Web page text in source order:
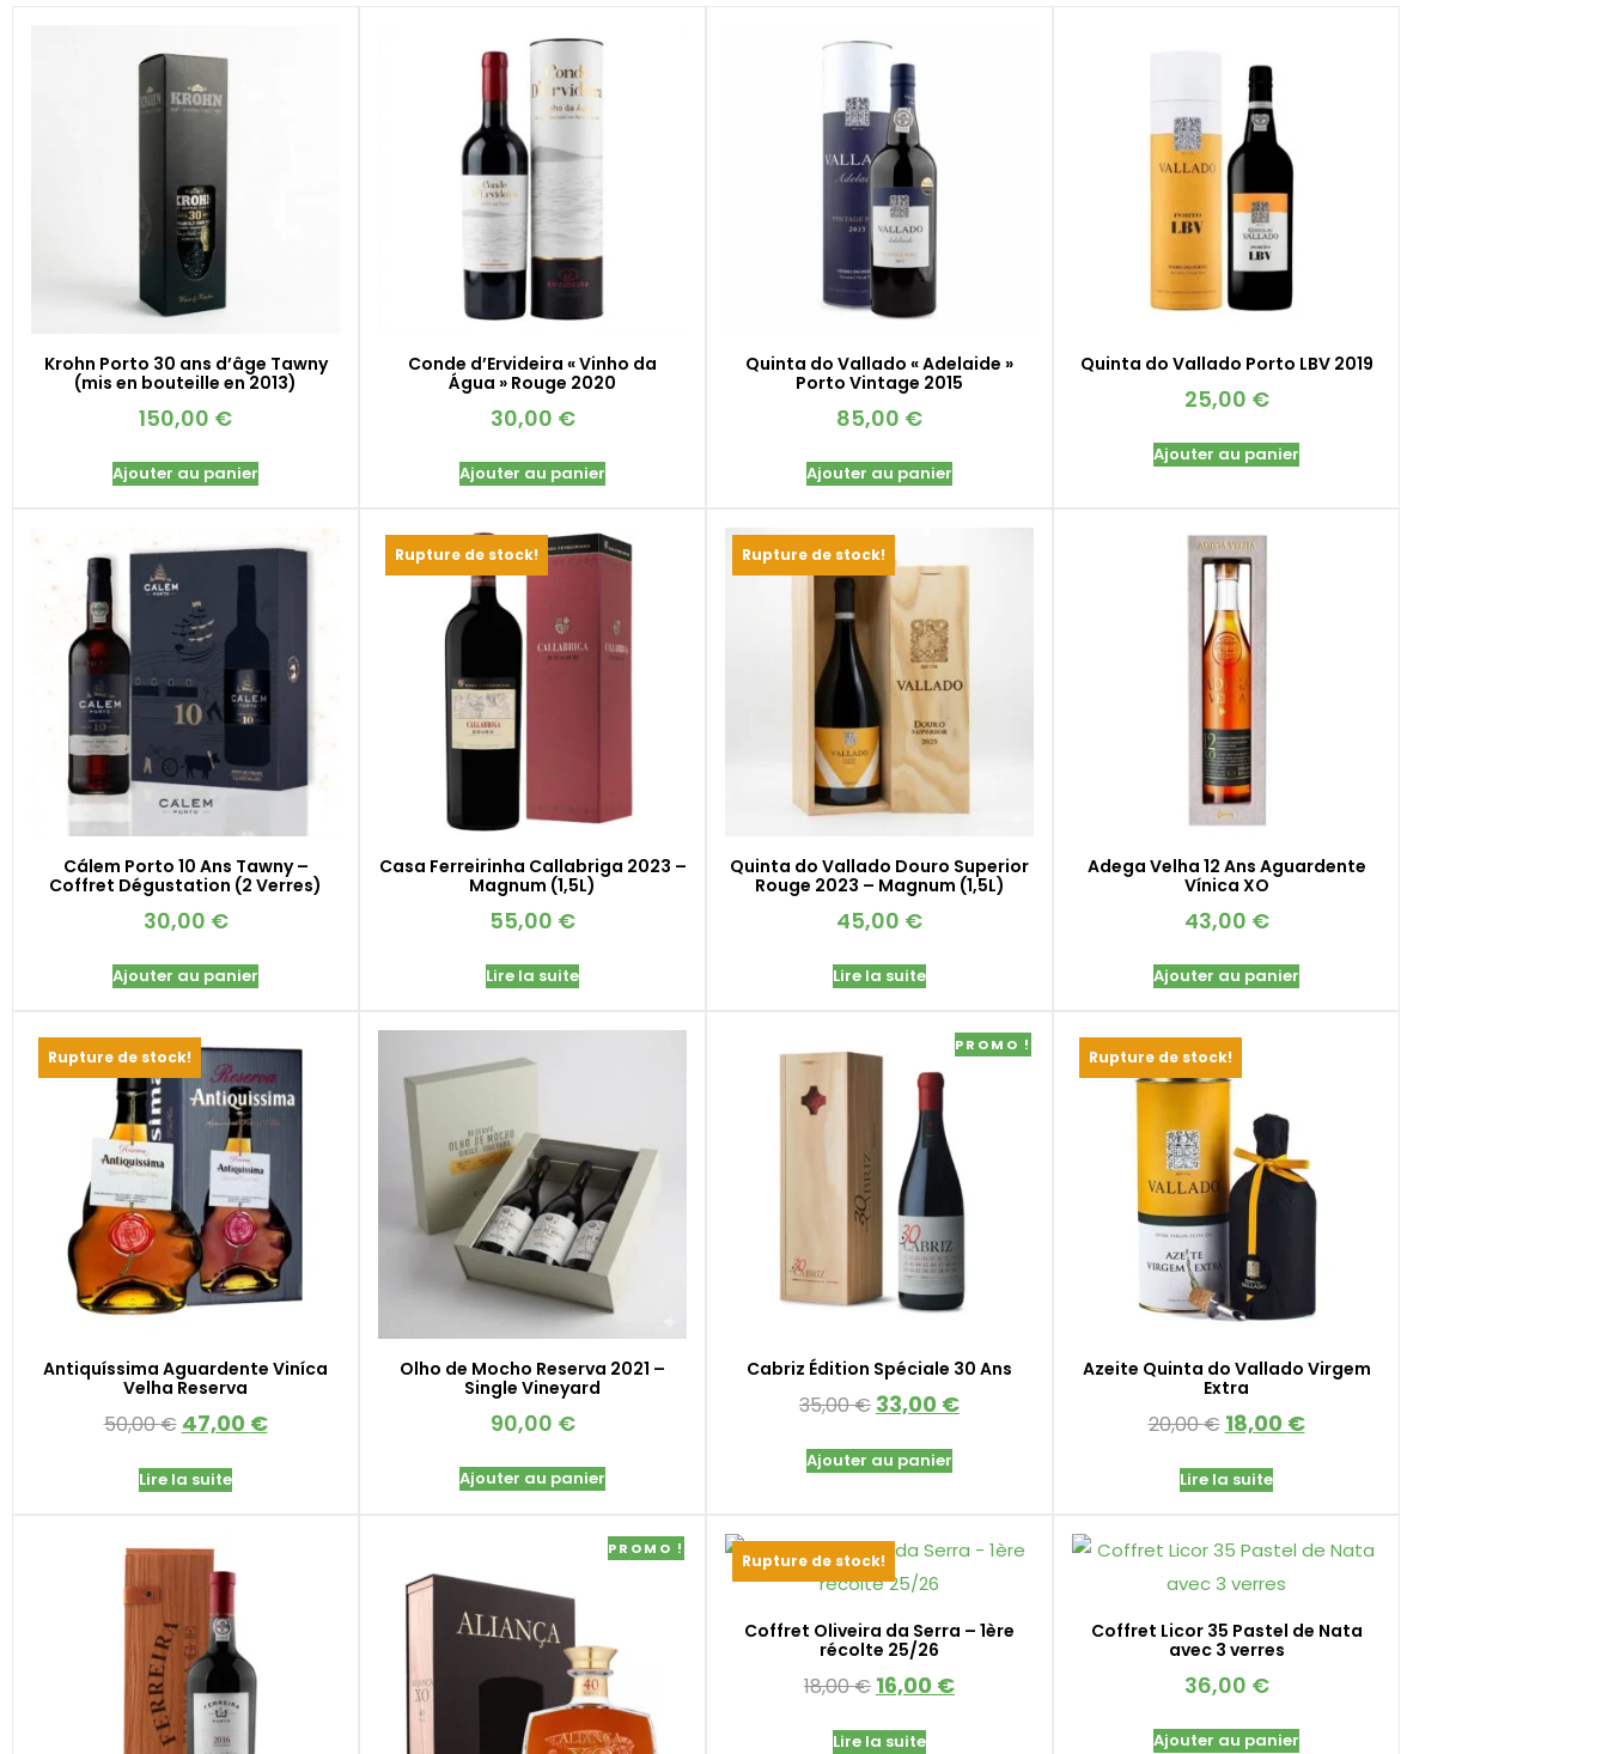
Krohn Porto 30 ans d’âge Tawny
(mis en bouteille en 2013)
150,00 €
Ajouter au panier
Conde d’Ervideira « Vinho da
Água » Rouge 2020
30,00 €
Ajouter au panier
Quinta do Vallado « Adelaide »
Porto Vintage 2015
85,00 €
Ajouter au panier
Quinta do Vallado Porto LBV 2019
25,00 €
Ajouter au panier
Cálem Porto 10 Ans Tawny –
Coffret Dégustation (2 Verres)
30,00 €
Ajouter au panier
Rupture de stock!
Casa Ferreirinha Callabriga 2023 –
Magnum (1,5L)
55,00 €
Lire la suite
Rupture de stock!
Quinta do Vallado Douro Superior
Rouge 2023 – Magnum (1,5L)
45,00 €
Lire la suite
Adega Velha 12 Ans Aguardente
Vínica XO
43,00 €
Ajouter au panier
Rupture de stock!
Antiquíssima Aguardente Viníca
Velha Reserva
50,00€ 47,00 €
Lire la suite
Olho de Mocho Reserva 2021 –
Single Vineyard
90,00 €
Ajouter au panier
PROMO !
Cabriz Édition Spéciale 30 Ans
35,00€ 33,00 €
Ajouter au panier
Rupture de stock!
Azeite Quinta do Vallado Virgem
Extra
20,00€ 18,00 €
Lire la suite
PROMO !
Rupture de stock!
Coffret Oliveira da Serra – 1ère
récolte 25/26
18,00€ 16,00 €
Lire la suite
Coffret Licor 35 Pastel de Nata
avec 3 verres
36,00 €
Ajouter au panier